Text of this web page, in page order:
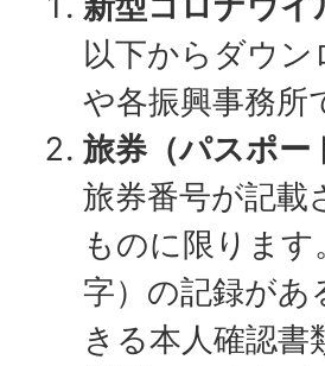
以下からダウン
や各振興事務所
旅券（パスポー
旅券番号が記載
ものに限りま
字）の記録があ
きる本人確認書